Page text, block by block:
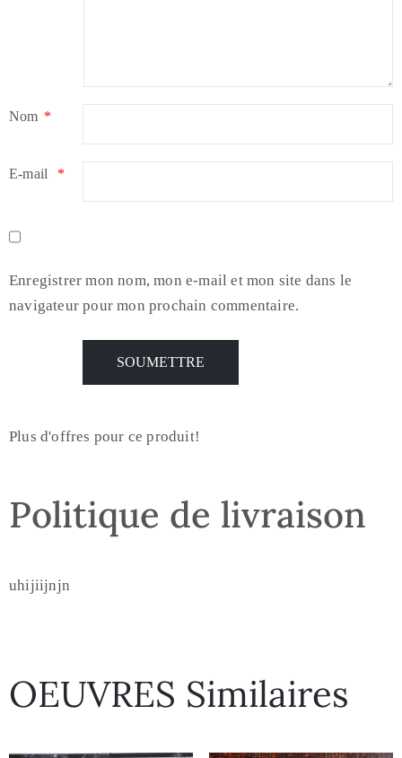
Nom *
E-mail *
Enregistrer mon nom, mon e-mail et mon site dans le
navigateur pour mon prochain commentaire.
Plus d'offres pour ce produit!
Politique de livraison
uhijiijnjn
OEUVRES Similaires